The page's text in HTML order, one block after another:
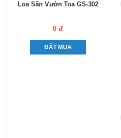
Loa Sân Vườn Toa GS-302
0 đ
ĐẶT MUA